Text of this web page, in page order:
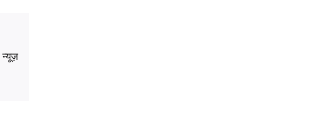
न्यूज़